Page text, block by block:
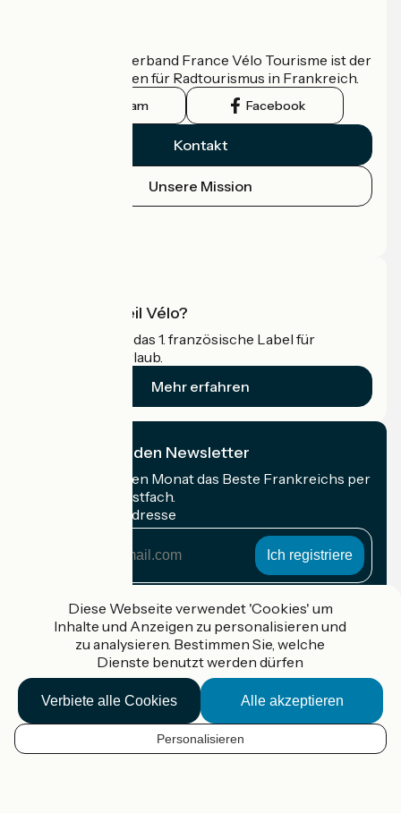
DE
Der nationale Verband France Vélo Tourisme ist der
offizielle Leitfaden für Radtourismus in Frankreich.
Instagram Facebook
Kontakt
Unsere Mission
Was ist Accueil Vélo?
Accueil Vélo ist das 1. französische Label für
Radfahrer im Urlaub.
Mehr erfahren
Ich abonniere den Newsletter
Erhalten Sie jeden Monat das Beste Frankreichs per
Rad in Ihrem Postfach.
Meine E-Mail-Adresse
Adresse
Gefördert im Rahmen von Destination France
Accueil Vélo Pro
Kontakt
Rechtliche Informationen
Diese Webseite verwendet 'Cookies' um
Inhalte und Anzeigen zu personalisieren und
zu analysieren. Bestimmen Sie, welche
Dienste benutzt werden dürfen
Alle akzeptieren
Verbiete alle Cookies
Personalisieren